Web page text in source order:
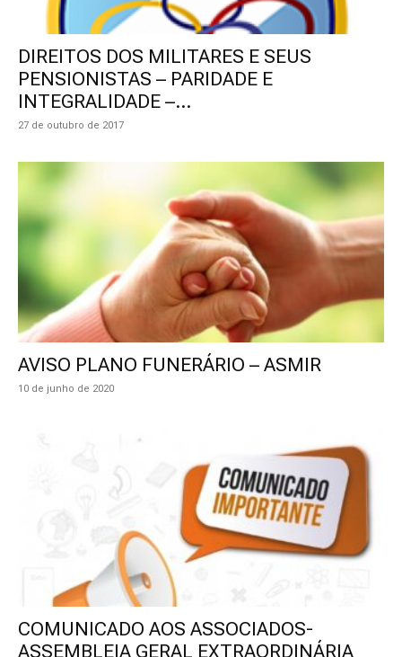
DIREITOS DOS MILITARES E SEUS
PENSIONISTAS – PARIDADE E
INTEGRALIDADE –...
27 de outubro de 2017
AVISO PLANO FUNERÁRIO – ASMIR
10 de junho de 2020
COMUNICADO AOS ASSOCIADOS-
ASSEMBLEIA GERAL EXTRAORDINÁRIA